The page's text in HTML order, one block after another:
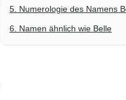
5. Numerologie des Namens
6. Namen ähnlich wie Belle